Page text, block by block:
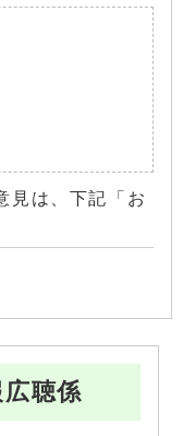
見は、下記「お
聴係